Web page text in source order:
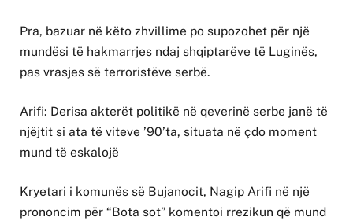
Pra, bazuar në këto zhvillime po supozohet për një
mundësi të hakmarrjes ndaj shqiptarëve të Luginës,
pas vrasjes së terroristëve serbë.
Arifi: Derisa akterët politikë në qeverinë serbe janë të
njëjtit si ata të viteve ’90’ta, situata në çdo moment
mund të eskalojë
Kryetari i komunës së Bujanocit, Nagip Arifi në një
prononcim për “Bota sot” komentoi rrezikun që mund